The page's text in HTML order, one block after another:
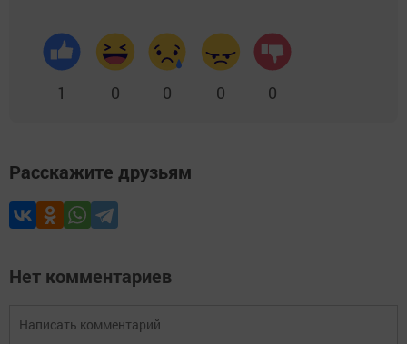
1 0 0 0 0
Расскажите друзьям
Нет комментариев